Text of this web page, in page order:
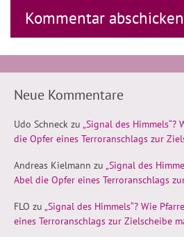
Neue Kommentare
Udo Schneck zu „Signal des
die Opfer eines Terroranschlags zur
Andreas Kielmann zu „Signal des
Abel die Opfer eines Terroranschlags
FLO zu „Signal des Himmels“? Wie
eines Terroranschlags zur Zielscheibe